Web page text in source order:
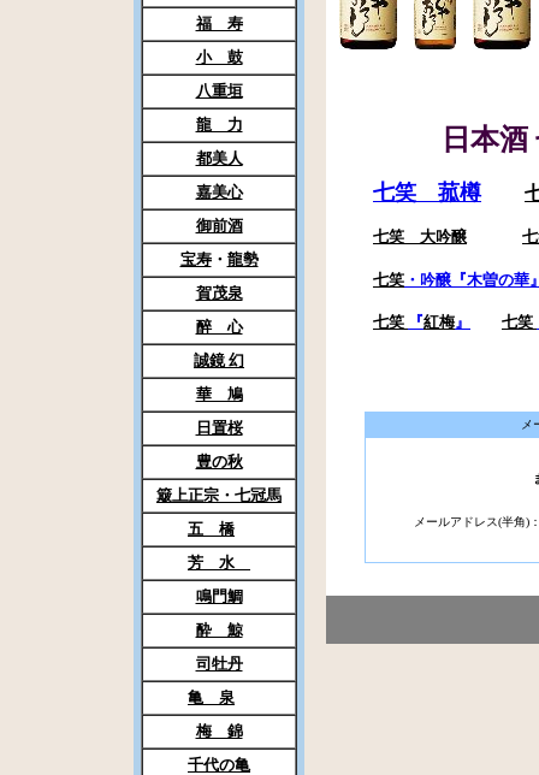
福 寿
小 鼓
八重垣
龍 力
都美人
嘉美心
御前酒
宝寿・ 龍勢
賀茂泉
醉 心
誠鏡 幻
華 鳩
日置桜
豊の秋
簸上正宗・七冠馬
五 橋
芳 水
鳴門鯛
酔 鯨
司牡丹
亀 泉
梅 錦
千代の亀
日本酒
七笑 菰樽
七笑 大吟醸
七笑 ・吟醸 『木曽の華
七笑 『紅梅』 七笑
メ
メールアドレス(半角)